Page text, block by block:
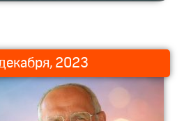
2023